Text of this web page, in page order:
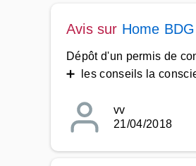
Avis sur Home BDG
Dépôt d'un permis de
➕ les conseils la
vv
21/04/2018